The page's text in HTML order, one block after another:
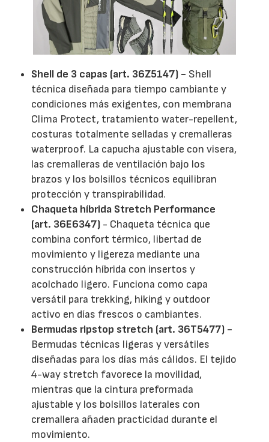
Shell de 3 capas (art. 36Z5147) - Shell
técnica diseñada para tiempo cambiante y
condiciones más exigentes, con membrana
Clima Protect, tratamiento water-repellent,
costuras totalmente selladas y cremalleras
waterproof. La capucha ajustable con visera,
las cremalleras de ventilación bajo los
brazos y los bolsillos técnicos equilibran
protección y transpirabilidad.
Chaqueta híbrida Stretch Performance
(art. 36E6347) - Chaqueta técnica que
combina confort térmico, libertad de
movimiento y ligereza mediante una
construcción híbrida con insertos y
acolchado ligero. Funciona como capa
versátil para trekking, hiking y outdoor
activo en días frescos o cambiantes.
Bermudas ripstop stretch (art. 36T5477) -
Bermudas técnicas ligeras y versátiles
diseñadas para los días más cálidos. El tejido
4-way stretch favorece la movilidad,
mientras que la cintura preformada
ajustable y los bolsillos laterales con
cremallera añaden practicidad durante el
movimiento.